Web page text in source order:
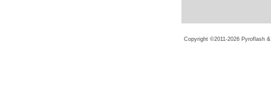
Copyright ©2011-2026 Pyroflash